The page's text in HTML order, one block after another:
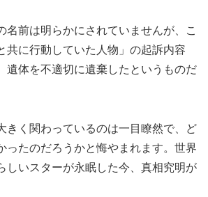
名前は明らかにされていませんが、こ
共に行動していた人物」の起訴内容
遺体を不適切に遺棄したというものだ
きく関わっているのは一目瞭然で、ど
ったのだろうかと悔やまれます。世界
しいスターが永眠した今、真相究明が